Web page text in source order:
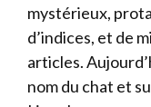
mystérieux,
d’indices, et de
articles.
nom du chat et